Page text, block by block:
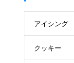
アイシング
クッキー